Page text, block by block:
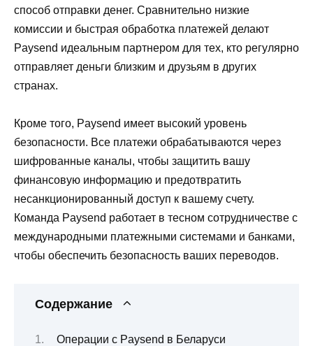
способ отправки денег. Сравнительно низкие
комиссии и быстрая обработка платежей делают
Paysend идеальным партнером для тех, кто регулярно
отправляет деньги близким и друзьям в других
странах.
Кроме того, Paysend имеет высокий уровень
безопасности. Все платежи обрабатываются через
шифрованные каналы, чтобы защитить вашу
финансовую информацию и предотвратить
несанкционированный доступ к вашему счету.
Команда Paysend работает в тесном сотрудничестве с
международными платежными системами и банками,
чтобы обеспечить безопасность ваших переводов.
Содержание
Операции с Paysend в Беларуси